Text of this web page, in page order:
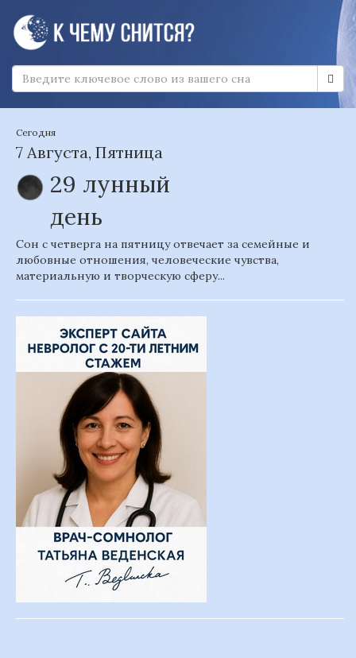
Сегодня
7 Августа, Пятница
29 лунный
день
Сон с четверга на пятницу отвечает за семейные и
любовные отношения, человеческие чувства,
материальную и творческую сферу...